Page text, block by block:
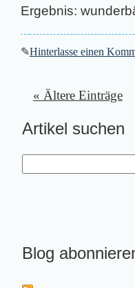
Ergebnis:
✎Hinterlasse einen
« Ältere Einträge
Artikel suchen
Blog